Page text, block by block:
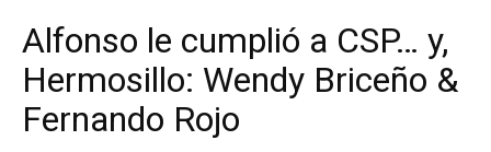
Alfonso le cumplió a CSP… y,
Hermosillo: Wendy Briceño &
Fernando Rojo